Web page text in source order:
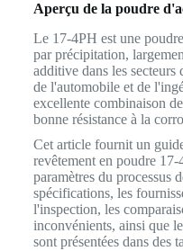
Aperçu de la poudre
Le 17-4PH est une
par précipitation,
additive dans les secteurs
de l'automobile et de
excellente combinaison
bonne résistance à la
Cet article fournit un
revêtement en poudre
paramètres du processus
spécifications, les
l'inspection, les
inconvénients, ainsi que
sont présentées dans des